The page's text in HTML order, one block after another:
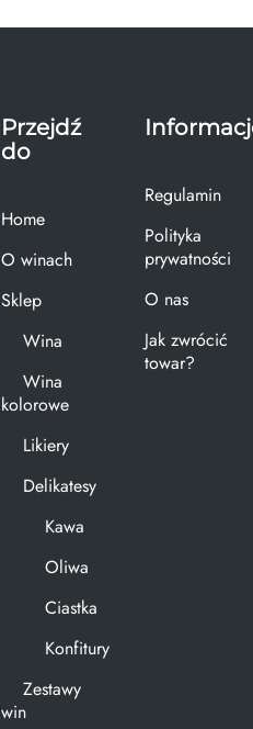
Przejdź
do
Home
O winach
Sklep
Wina
Wina
kolorowe
Likiery
Delikatesy
Kawa
Oliwa
Ciastka
Konfitury
Zestawy
win
Regulamin
Polityka
prywatności
O nas
Jak zwrócić
towar?